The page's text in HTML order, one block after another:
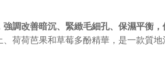
調改善暗沉、緊緻毛細孔、保濕平衡
荷荷芭果和草莓多酚精華，是一款質